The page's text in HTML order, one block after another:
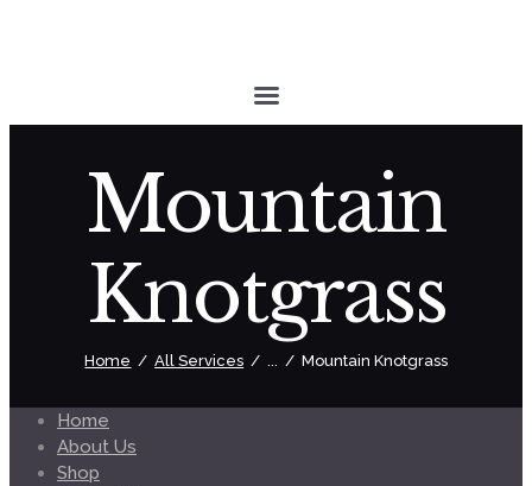
Mountain
Knotgrass
Home All Services ... Mountain Knotgrass
Home
About Us
Shop